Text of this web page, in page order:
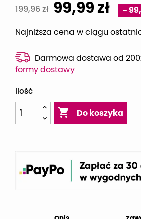
199,96 zł 99,99 zł -
Najniższa cena w ciągu
Darmowa dostawa od
formy dostawy
Ilość
 Do koszyka